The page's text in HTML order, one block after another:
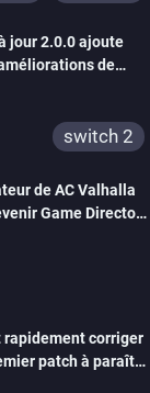
jour 2.0.0 ajoute
de
switch 2
de AC Valhalla
Game Director
rapidement corriger
patch à paraître